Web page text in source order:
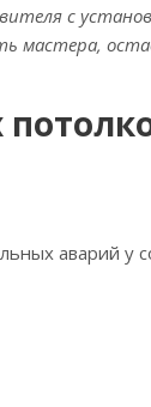
с
аварий у